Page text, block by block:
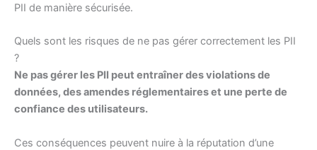
PII de manière sécurisée.
Quels sont les risques de ne pas gérer correctement les PII
?
Ne pas gérer les PII peut entraîner des violations de
données, des amendes réglementaires et une perte de
confiance des utilisateurs.
Ces conséquences peuvent nuire à la réputation d’une